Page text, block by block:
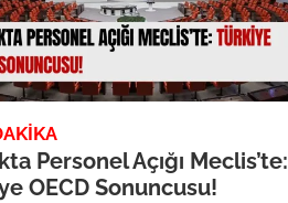
Personel Açığı Meclis’te:
OECD Sonuncusu!